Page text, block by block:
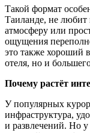
Такой формат
Таиланде, не
атмосферу или
ощущения
это также хороший
отеля, но и
Почему растёт
У популярных
инфраструктура,
и развлечений. Но